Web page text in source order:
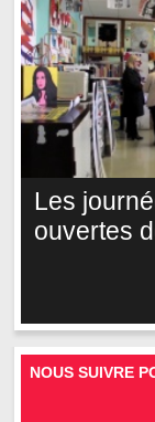
Les
ouvertes
NOUS SUIVRE